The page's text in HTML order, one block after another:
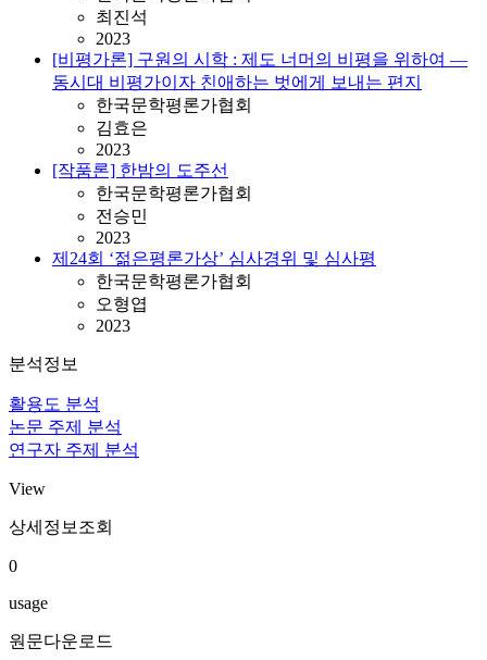
최진석
2023
[비평가론] 구원의 시학 : 제도 너머의 비평을 위하여 —
동시대 비평가이자 친애하는 벗에게 보내는 편지
한국문학평론가협회
김효은
2023
[작품론] 한밤의 도주선
한국문학평론가협회
전승민
2023
제24회 ‘젊은평론가상’ 심사경위 및 심사평
한국문학평론가협회
오형엽
2023
분석정보
활용도 분석
논문 주제 분석
연구자 주제 분석
View
상세정보조회
0
usage
원문다운로드